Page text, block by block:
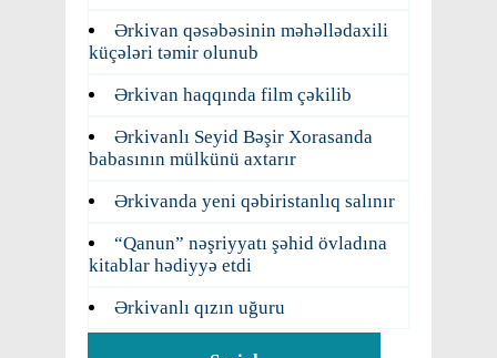
Ərkivan qəsəbəsinin məhəllədaxili
küçələri təmir olunub
Ərkivan haqqında film çəkilib
Ərkivanlı Seyid Bəşir Xorasanda
babasının mülkünü axtarır
Ərkivanda yeni qəbiristanlıq salınır
“Qanun” nəşriyyatı şəhid övladına
kitablar hədiyyə etdi
Ərkivanlı qızın uğuru